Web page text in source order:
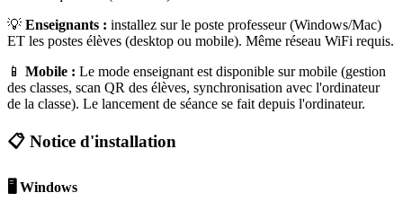
💡 Enseignants : installez sur le poste professeur (Windows/Mac)
ET les postes élèves (desktop ou mobile). Même réseau WiFi requis.
📱 Mobile : Le mode enseignant est disponible sur mobile (gestion
des classes, scan QR des élèves, synchronisation avec l'ordinateur
de la classe). Le lancement de séance se fait depuis l'ordinateur.
📋 Notice d'installation
🖥️ Windows